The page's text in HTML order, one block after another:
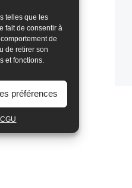
telles que les
fait de consentir à
de
de retirer son
et fonctions.
préférences